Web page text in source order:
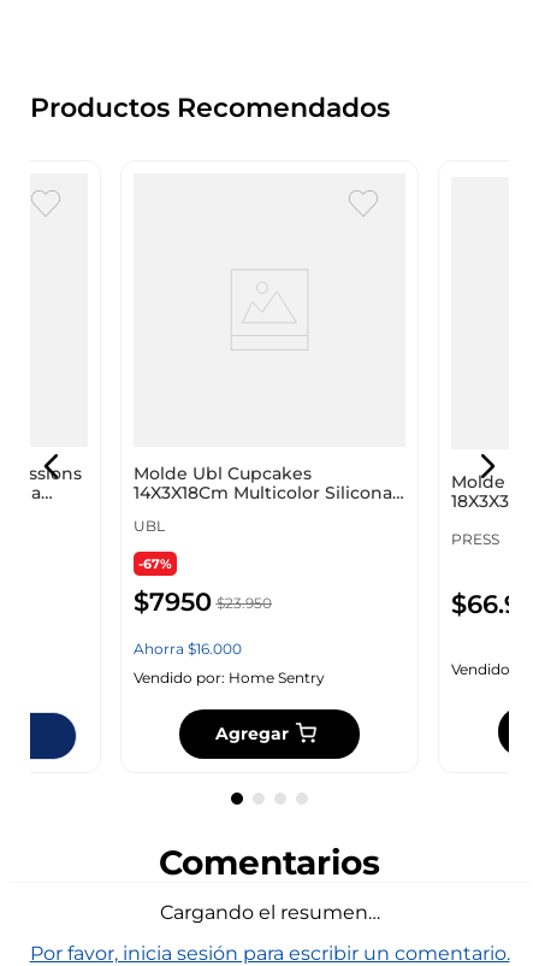
Productos Recomendados
Molde Ubl Cupcakes
14X3X18Cm Multicolor Silicona
UBL
-67%
$7950 $23.950
Ahorra $16.000
Vendido por: Home Sentry
Agregar
Molde
PRESS
$66.
Vendido
Comentarios
Cargando el resumen…
Por favor, inicia sesión para escribir un comentario.